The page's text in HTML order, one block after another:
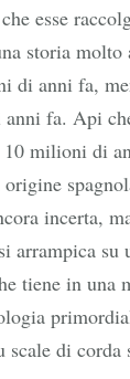
esse
storia
di anni fa,
fa. Api
10 milioni di
incerta,
arrampica su
tiene in una
scale di